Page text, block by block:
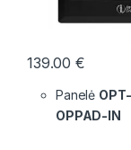
139.00€
Panelė
OPPAD-IN